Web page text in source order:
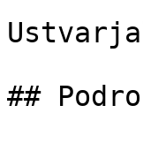
##